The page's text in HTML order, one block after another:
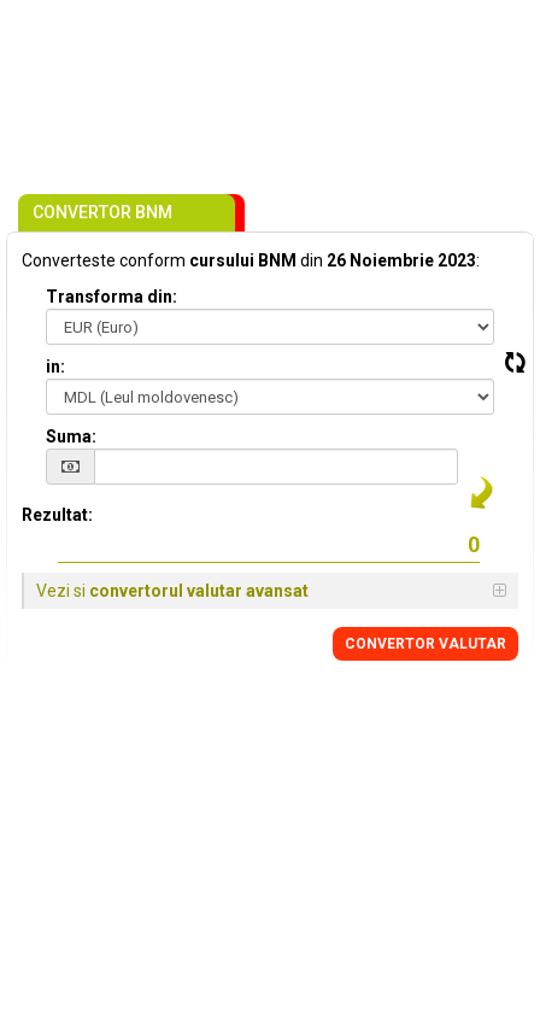
CONVERTOR BNM
Converteste conform cursului BNM din 26 Noiembrie 2023:
Transforma din:
in:
Suma:
Rezultat:
Vezi si convertorul valutar avansat
CONVERTOR VALUTAR